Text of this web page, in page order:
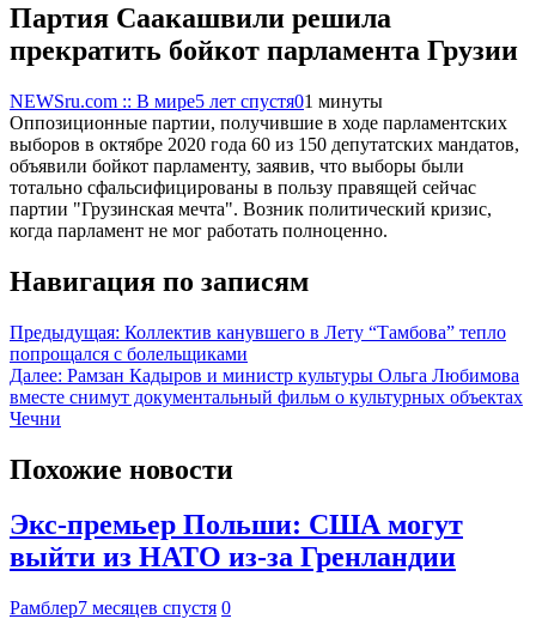
Партия Саакашвили решила
прекратить бойкот парламента Грузии
NEWSru.com :: В мире5 лет спустя01 минуты
Оппозиционные партии, получившие в ходе парламентских
выборов в октябре 2020 года 60 из 150 депутатских мандатов,
объявили бойкот парламенту, заявив, что выборы были
тотально сфальсифицированы в пользу правящей сейчас
партии "Грузинская мечта". Возник политический кризис,
когда парламент не мог работать полноценно.
Навигация по записям
Предыдущая: Коллектив канувшего в Лету “Тамбова” тепло
попрощался с болельщиками
Далее: Рамзан Кадыров и министр культуры Ольга Любимова
вместе снимут документальный фильм о культурных объектах
Чечни
Похожие новости
Экс-премьер Польши: США могут
выйти из НАТО из-за Гренландии
Рамблер7 месяцев спустя 0